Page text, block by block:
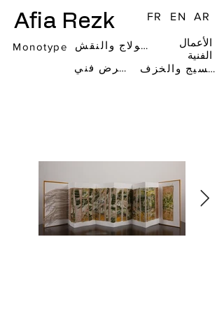
Afia Rezk FR EN AR
Monotype
فن الكولاج والنقش
معرض فني
الأعمال
الفنية
فن النسيج والخزف